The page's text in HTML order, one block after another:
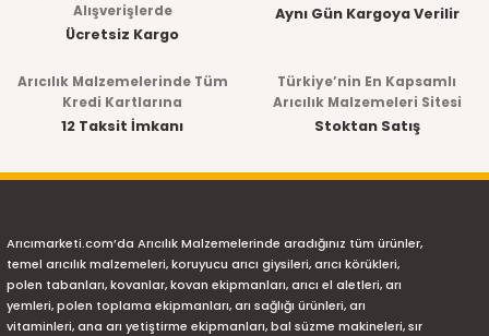
Alışverişlerde
Ücretsiz Kargo
Aynı Gün Kargoya Verilir
Arıcılık Malzemelerinde Tüm
Kredi Kartlarına
12 Taksit İmkanı
Türkiye’nin En Kapsamlı
Arıcılık Malzemeleri Sitesi
Stoktan Satış
Arıcımarketi.com’da Arıcılık Malzemelerinde aradığınız tüm ürünler,
temel arıcılık malzemeleri, koruyucu arıcı giysileri, arıcı körükleri,
polen tabanları, kovanlar, kovan ekipmanları, arıcı el aletleri, arı
yemleri, polen toplama ekipmanları, arı sağlığı ürünleri, arı
vitaminleri, ana arı yetiştirme ekipmanları, bal süzme makineleri, sır